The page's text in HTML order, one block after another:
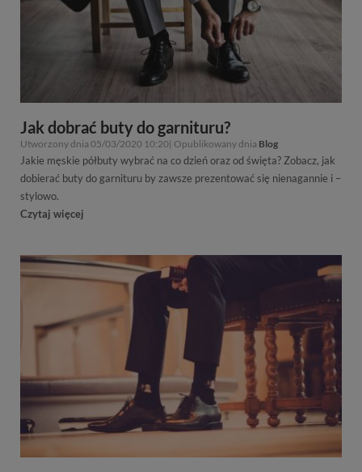
Jak dobrać buty do garnituru?
Utworzony dnia 05/03/2020 10:20| Opublikowany dnia Blog
Jakie męskie półbuty wybrać na co dzień oraz od święta? Zobacz, jak
dobierać buty do garnituru by zawsze prezentować się nienagannie i –
stylowo.
Czytaj więcej